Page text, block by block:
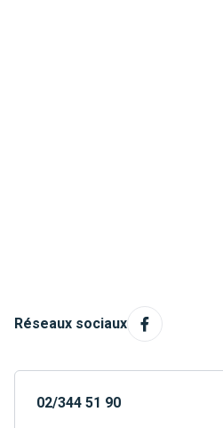
Réseaux sociaux
02/344 51 90